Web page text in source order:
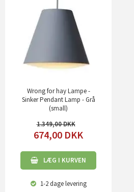
Wrong for hay Lampe -
Sinker Pendant Lamp - Grå
(small)
1.349,00
674,00 DKK
LÆG I KURVEN
1-2 dagelevering